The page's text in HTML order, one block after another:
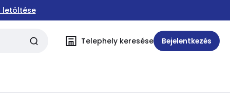
letöltése
Telephely keresése Bejelentkezés